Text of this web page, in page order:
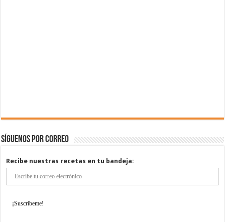
Síguenos por correo
Recibe nuestras recetas en tu bandeja: